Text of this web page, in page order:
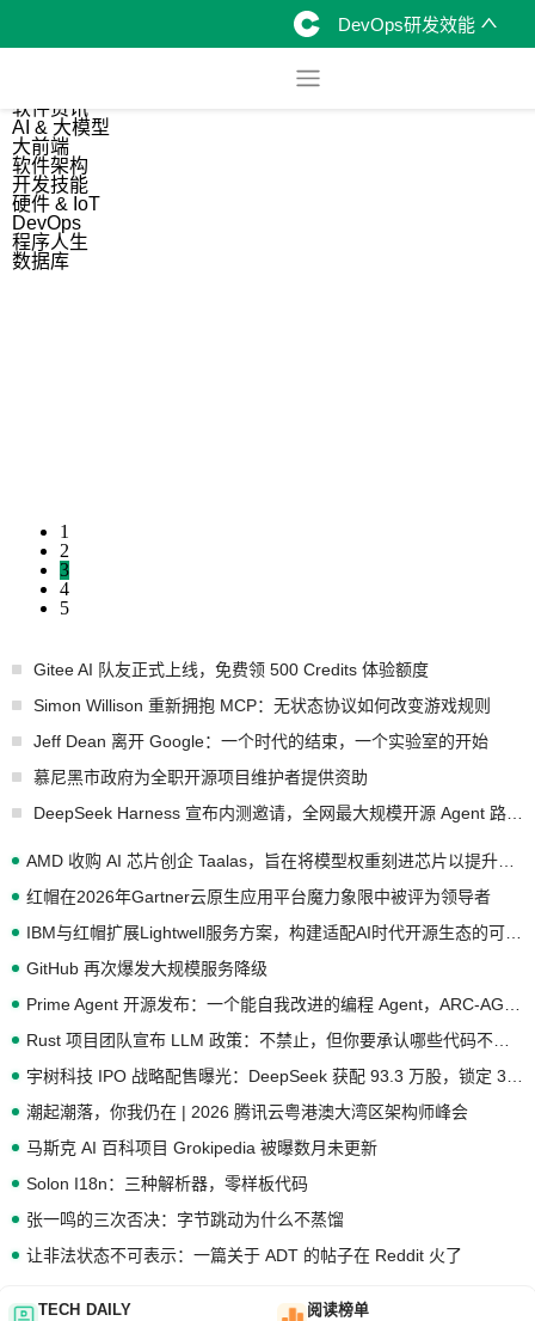
DevOps研发效能
软件资讯
AI & 大模型
大前端
软件架构
开发技能
硬件 & IoT
DevOps
程序人生
数据库
1
2
3
4
5
Gitee AI 队友正式上线，免费领 500 Credits 体验额度
Simon Willison 重新拥抱 MCP：无状态协议如何改变游戏规则
Jeff Dean 离开 Google：一个时代的结束，一个实验室的开始
慕尼黑市政府为全职开源项目维护者提供资助
红帽在2026年Gartner云原生应用平台魔力象限中被评为领导者
GitHub 再次爆发大规模服务降级
潮起潮落，你我仍在 | 2026 腾讯云粤港澳大湾区架构师峰会
马斯克 AI 百科项目 Grokipedia 被曝数月未更新
Solon I18n：三种解析器，零样板代码
张一鸣的三次否决：字节跳动为什么不蒸馏
让非法状态不可表示：一篇关于 ADT 的帖子在 Reddit 火了
TECH DAILY 阅读榜单